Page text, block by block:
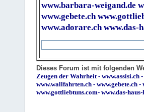
www.barbara-weigand.de
www.gebete.ch
www.adorare.ch www.das-
Dieses Forum ist mit folgenden
Zeugen der Wahrheit - www.assisi.ch -
www.wallfahrten.ch - www.gebete.ch -
www.gottliebtuns.com- www.das-